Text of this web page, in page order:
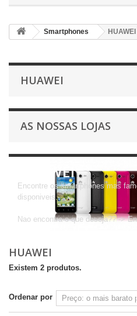
Smartphones HUAWEI
HUAWEI
AS NOSSAS LOJAS
HUAWEI
Encontre os smartphones mas
disponiveis..
Nao encontra o que deseja?? ->
HUAWEI
Existem 2 produtos.
Ordenar por